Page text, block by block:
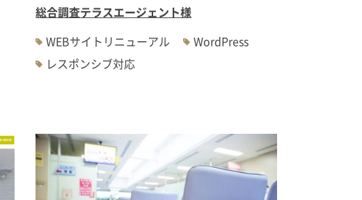
総合調査テラスエージェント様
WEBサイトリニューアル
WordPress
レスポンシブ対応